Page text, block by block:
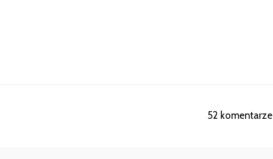
52 komentarze